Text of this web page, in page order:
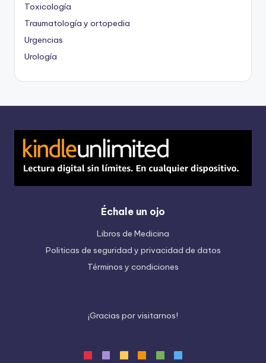
Toxicología
Traumatología y ortopedia
Urgencias
Urología
Échale un ojo
Libros de Medicina
Politicas de seguridad y privacidad de datos
Términos y condiciones
¡Gracias porvisitarnos!